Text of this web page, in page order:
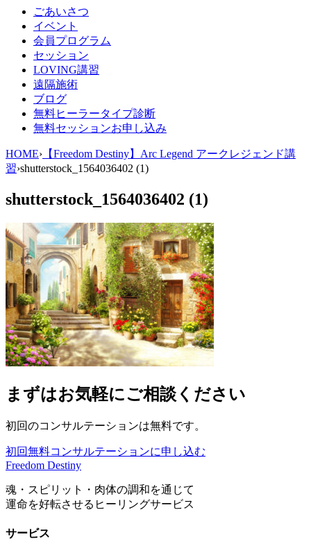
ごあいさつ
イベント
会員プログラム
セッション
LOVING講習
遠隔施術
ブログ
無料ヒーラータイプ診断
無料セッションお申し込み
HOME› 【Freedom Destiny】Arc Legend アークレジェンド講
習›shutterstock_1564036402 (1)
shutterstock_1564036402 (1)
まずはお気軽にご相談ください
初回のコンサルテーションは無料です。
初回無料コンサルテーションに申し込む
Freedom Destiny
魂・スピリット・肉体の調和を通じて
運命を好転させるヒーリングサービス
サービス